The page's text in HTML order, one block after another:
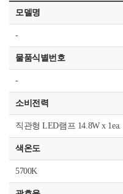
모델명
-
물품식별번호
-
소비전력
직관형 LED램프 14.8W x 1ea.
색온도
5700K